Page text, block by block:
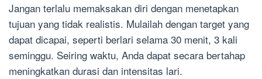
Jangan terlalu memaksakan diri dengan menetapkan
tujuan yang tidak realistis. Mulailah dengan target yang
dapat dicapai, seperti berlari selama 30 menit, 3 kali
seminggu. Seiring waktu, Anda dapat secara bertahap
meningkatkan durasi dan intensitas lari.